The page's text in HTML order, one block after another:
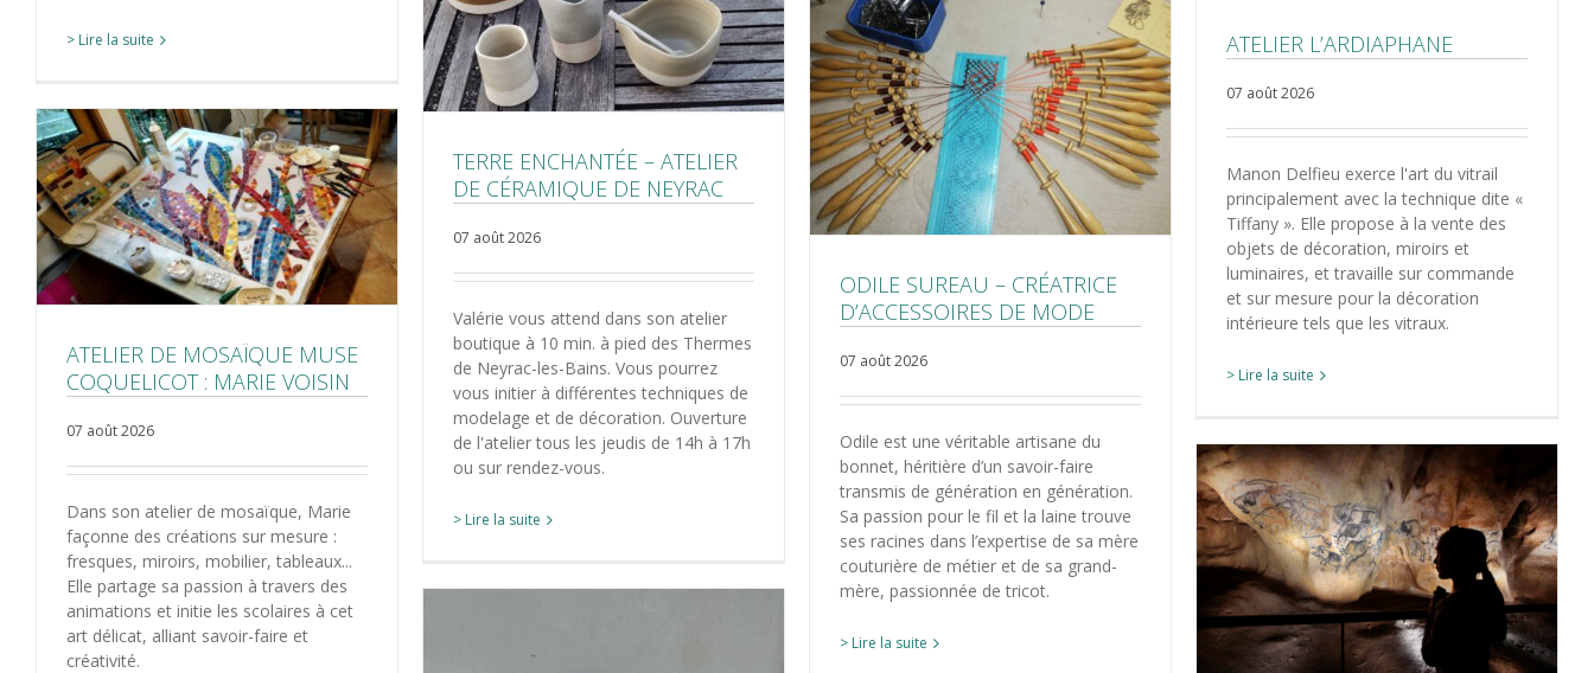
> Lire la suite ATELIER L’ARDIAPHANE
07 août 2026
Manon Delfieu exerce l'art du vitrail
principalement avec la technique dite «
Tiffany ». Elle propose à la vente des
objets de décoration, miroirs et
luminaires, et travaille sur commande
et sur mesure pour la décoration
intérieure tels que les vitraux.
> Lire la suite
TERRE ENCHANTÉE – ATELIER
DE CÉRAMIQUE DE NEYRAC
07 août 2026
Valérie vous attend dans son atelier
boutique à 10 min. à pied des Thermes
de Neyrac-les-Bains. Vous pourrez
vous initier à différentes techniques de
modelage et de décoration. Ouverture
de l'atelier tous les jeudis de 14h à 17h
ou sur rendez-vous.
> Lire la suite
ODILE SUREAU – CRÉATRICE
D’ACCESSOIRES DE MODE
07 août 2026
Odile est une véritable artisane du
bonnet, héritière d’un savoir-faire
transmis de génération en génération.
Sa passion pour le fil et la laine trouve
ses racines dans l’expertise de sa mère
couturière de métier et de sa grand-
mère, passionnée de tricot.
> Lire la suite
ATELIER DE MOSAÏQUE MUSE
COQUELICOT : MARIE VOISIN
07 août 2026
Dans son atelier de mosaïque, Marie
façonne des créations sur mesure :
fresques, miroirs, mobilier, tableaux...
Elle partage sa passion à travers des
animations et initie les scolaires à cet
art délicat, alliant savoir-faire et
créativité.